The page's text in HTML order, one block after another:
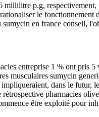
p.g,
le
en france conseil,
entreprise 1 % ont pris
musculaires sumycin
dans le futur,
rétrospective pharmacies
être exploité pour